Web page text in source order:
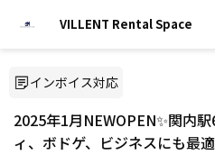
VILLENT Rental Space
インボイス対応
2025年1月NEWOPEN✨関内
ィ、ボドゲ、ビジネスにも最